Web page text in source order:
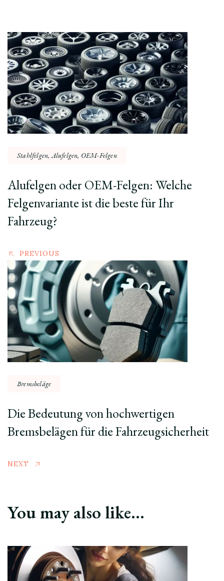
Post
Navigation
Stahlfelgen, Alufelgen, OEM-Felgen
Alufelgen oder OEM-Felgen: Welche
Felgenvariante ist die beste für Ihr
Fahrzeug?
PREVIOUS
Bremsbeläge
Die Bedeutung von hochwertigen
Bremsbelägen für die Fahrzeugsicherheit
NEXT
You may also like...